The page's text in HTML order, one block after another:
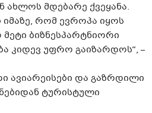
მდებარე ქვეყანა.
იმაზე, რომ ევროპა იყოს
ბიზნესპარტნიორი
კიდევ უფრო გაიზარდოს“, –
ავიარეისები და გაზრდილი
ტურისტული